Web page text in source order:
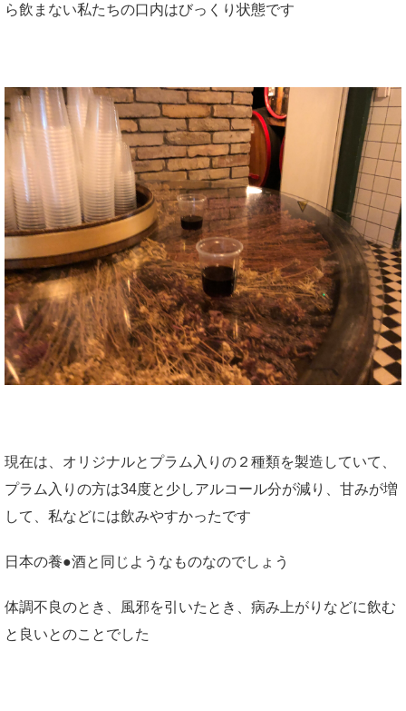
ら飲まない私たちの口内はびっくり状態です
現在は、オリジナルとプラム入りの２種類を製造していて、
プラム入りの方は34度と少しアルコール分が減り、甘みが増
して、私などには飲みやすかったです
日本の養●酒と同じようなものなのでしょう
体調不良のとき、風邪を引いたとき、病み上がりなどに飲む
と良いとのことでした